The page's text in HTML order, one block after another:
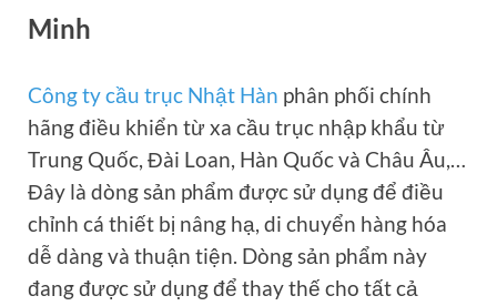
Minh
Công ty cầu trục Nhật Hàn phân phối chính
hãng điều khiển từ xa cầu trục nhập khẩu từ
Trung Quốc, Đài Loan, Hàn Quốc và Châu Âu,…
Đây là dòng sản phẩm được sử dụng để điều
chỉnh cá thiết bị nâng hạ, di chuyển hàng hóa
dễ dàng và thuận tiện. Dòng sản phẩm này
đang được sử dụng để thay thế cho tất cả